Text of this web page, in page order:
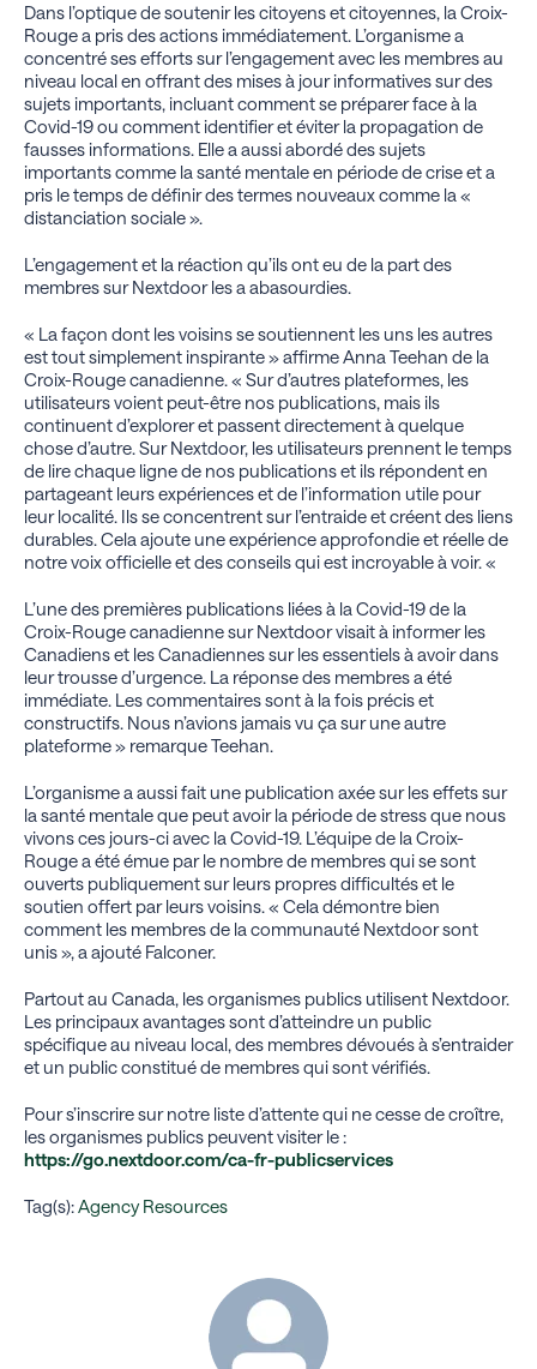
Dans l’optique de soutenir les citoyens et citoyennes, la Croix-
Rouge a pris des actions immédiatement. L’organisme a
concentré ses efforts sur l’engagement avec les membres au
niveau local en offrant des mises à jour informatives sur des
sujets importants, incluant comment se préparer face à la
Covid-19 ou comment identifier et éviter la propagation de
fausses informations. Elle a aussi abordé des sujets
importants comme la santé mentale en période de crise et a
pris le temps de définir des termes nouveaux comme la «
distanciation sociale ».
L’engagement et la réaction qu’ils ont eu de la part des
membres sur Nextdoor les a abasourdies.
« La façon dont les voisins se soutiennent les uns les autres
est tout simplement inspirante » affirme Anna Teehan de la
Croix-Rouge canadienne. « Sur d’autres plateformes, les
utilisateurs voient peut-être nos publications, mais ils
continuent d’explorer et passent directement à quelque
chose d’autre. Sur Nextdoor, les utilisateurs prennent le temps
de lire chaque ligne de nos publications et ils répondent en
partageant leurs expériences et de l’information utile pour
leur localité. Ils se concentrent sur l’entraide et créent des liens
durables. Cela ajoute une expérience approfondie et réelle de
notre voix officielle et des conseils qui est incroyable à voir. «
L’une des premières publications liées à la Covid-19 de la
Croix-Rouge canadienne sur Nextdoor visait à informer les
Canadiens et les Canadiennes sur les essentiels à avoir dans
leur trousse d’urgence. La réponse des membres a été
immédiate. Les commentaires sont à la fois précis et
constructifs. Nous n’avions jamais vu ça sur une autre
plateforme » remarque Teehan.
L’organisme a aussi fait une publication axée sur les effets sur
la santé mentale que peut avoir la période de stress que nous
vivons ces jours-ci avec la Covid-19. L’équipe de la Croix-
Rouge a été émue par le nombre de membres qui se sont
ouverts publiquement sur leurs propres difficultés et le
soutien offert par leurs voisins. « Cela démontre bien
comment les membres de la communauté Nextdoor sont
unis », a ajouté Falconer.
Partout au Canada, les organismes publics utilisent Nextdoor.
Les principaux avantages sont d’atteindre un public
spécifique au niveau local, des membres dévoués à s’entraider
et un public constitué de membres qui sont vérifiés.
Pour s’inscrire sur notre liste d’attente qui ne cesse de croître,
les organismes publics peuvent visiter le :
https://go.nextdoor.com/ca-fr-publicservices
Tag(s):Agency Resources